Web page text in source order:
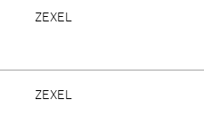
ZEXEL
ZEXEL